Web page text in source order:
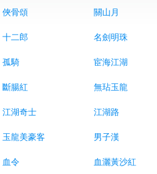
俠骨頌 關山月
十二郎 名劍明珠
孤騎 宦海江湖
斷腸紅 無玷玉龍
江湖奇士 江湖路
玉龍美豪客 男子漢
血令 血灑黃沙紅